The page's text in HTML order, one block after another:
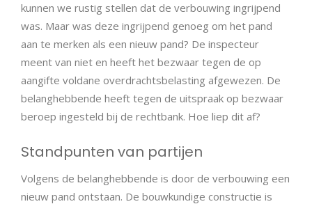
kunnen we rustig stellen dat de verbouwing ingrijpend
was. Maar was deze ingrijpend genoeg om het pand
aan te merken als een nieuw pand? De inspecteur
meent van niet en heeft het bezwaar tegen de op
aangifte voldane overdrachtsbelasting afgewezen. De
belanghebbende heeft tegen de uitspraak op bezwaar
beroep ingesteld bij de rechtbank. Hoe liep dit af?
Standpunten van partijen
Volgens de belanghebbende is door de verbouwing een
nieuw pand ontstaan. De bouwkundige constructie is